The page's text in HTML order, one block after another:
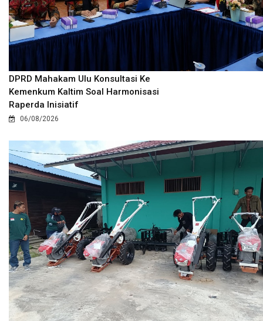
DPRD Mahakam Ulu Konsultasi Ke
Kemenkum Kaltim Soal Harmonisasi
Raperda Inisiatif
06/08/2026